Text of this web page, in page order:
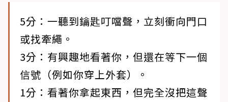
5分：一聽到鑰匙叮噹聲，立刻衝向門口
或找牽繩。
3分：有興趣地看著你，但還在等下一個
信號（例如你穿上外套）。
1分：看著你拿起東西，但完全沒把這聲